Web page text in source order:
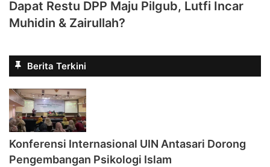
Dapat Restu DPP Maju Pilgub, Lutfi Incar
Muhidin & Zairullah?
Berita Terkini
Konferensi Internasional UIN Antasari Dorong
Pengembangan Psikologi Islam